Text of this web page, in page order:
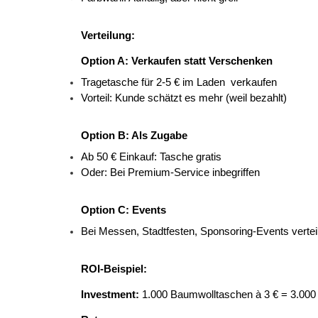
Verteilung:
Option A: Verkaufen statt Verschenken
Tragetasche für 2-5 € im Laden verkaufen
Vorteil: Kunde schätzt es mehr (weil bezahlt)
Option B: Als Zugabe
Ab 50 € Einkauf: Tasche gratis
Oder: Bei Premium-Service inbegriffen
Option C: Events
Bei Messen, Stadtfesten, Sponsoring-Events
ROI-Beispiel:
Investment: 1.000 Baumwolltaschen à 3 € = 3.000